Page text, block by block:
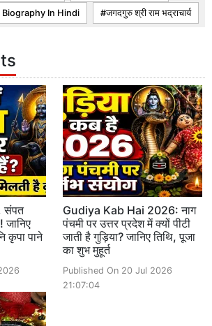
In Hindi जगदगुरु श्री राम भद्राचार्य
संपत
जानिए
कृपा पाने
Gudiya Kab Hai 2026: नाग
पंचमी पर उत्तर प्रदेश में क्यों पीटी
जाती है गुड़िया? जानिए तिथि, पूजा
का शुभ मुहूर्त
Published On 20 Jul 2026
21:07:04